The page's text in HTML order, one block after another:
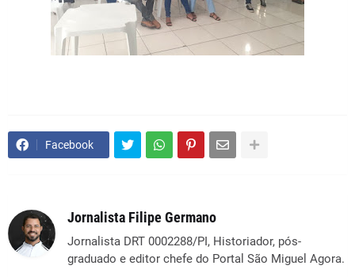
Facebook
Jornalista Filipe Germano
Jornalista DRT 0002288/PI, Historiador, pós-
graduado e editor chefe do Portal São Miguel Agora.